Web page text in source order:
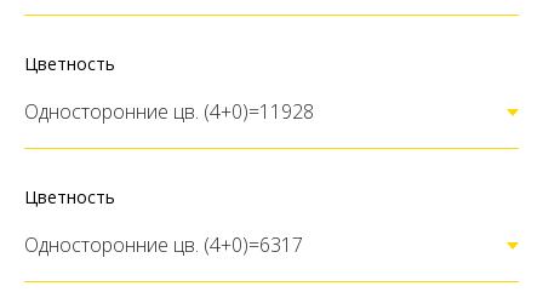
Цветность
Цветность